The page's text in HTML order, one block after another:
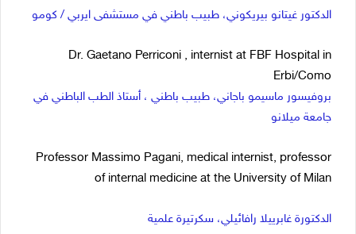
الدكتور غيتانو بيريكوني، طبيب باطني في مستشفى ايربي / كومو
Dr. Gaetano Perriconi , internist at FBF Hospital in
Erbi/Como
بروفيسور ماسيمو باجاني، طبيب باطني ، أستاذ الطب الباطني في
جامعة ميلانو
Professor Massimo Pagani, medical internist, professor
of internal medicine at the University of Milan
الدكتورة غابرييلا رافائيلي، سكرتيرة علمية